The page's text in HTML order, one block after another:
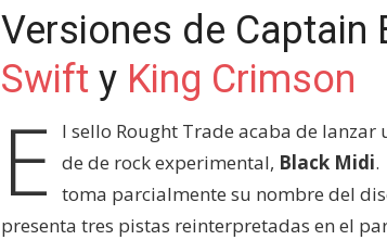
Versiones de Captain
Swift y King Crimson
E
l sello Rought Trade acaba de lanzar
de de rock experimental, Black Midi.
toma parcialmente su nombre del
presenta tres pistas reinterpretadas en el